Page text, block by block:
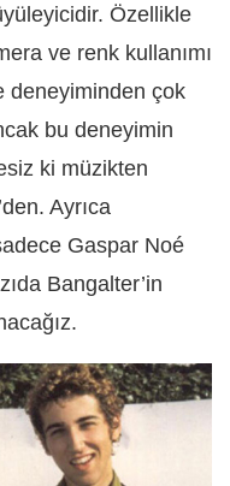
Özellikle
ve renk kullanımı
deneyiminden çok
bu deneyimin
ki müzikten
Ayrıca
Gaspar Noé
Bangalter’in